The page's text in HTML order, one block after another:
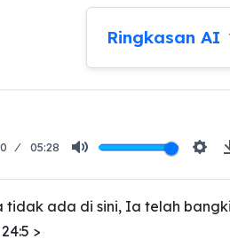
Ringkasan AI
05:28
ada di sini, Ia telah
>